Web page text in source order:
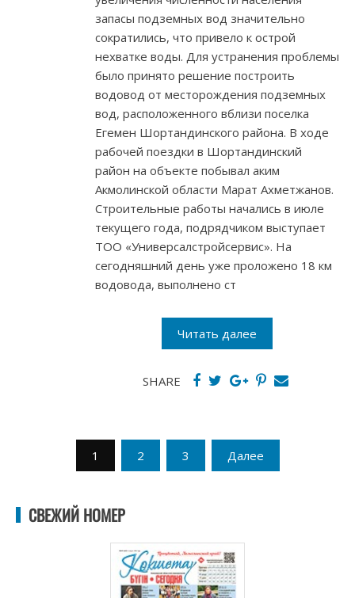
запасы подземных вод значительно
сократились, что привело к острой
нехватке воды. Для устранения проблемы
было принято решение построить
водовод от месторождения подземных
вод, расположенного вблизи поселка
Егемен Шортандинского района. В ходе
рабочей поездки в Шортандинский
район на объекте побывал аким
Акмолинской области Марат Ахметжанов.
Строительные работы начались в июле
текущего года, подрядчиком выступает
ТОО «Универсалстройсервис». На
сегодняшний день уже проложено 18 км
водовода, выполнено ст
Читать далее
SHARE
Пагинация
записей
1 2 3 Далее
СВЕЖИЙ НОМЕР